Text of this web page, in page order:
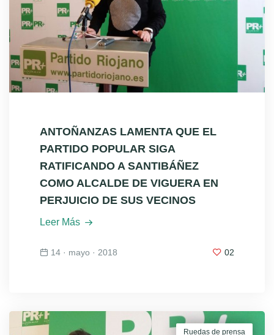
ANTOÑANZAS LAMENTA QUE EL
PARTIDO POPULAR SIGA
RATIFICANDO A SANTIBÁÑEZ
COMO ALCALDE DE VIGUERA EN
PERJUICIO DE SUS VECINOS
Leer Más
14 · mayo · 2018 02
Ruedas de prensa